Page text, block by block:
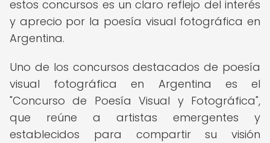
estos concursos es un claro reflejo del interés
y aprecio por la poesía visual fotográfica en
Argentina.
Uno de los concursos destacados de poesía
visual fotográfica en Argentina es el
"Concurso de Poesía Visual y Fotográfica",
que reúne a artistas emergentes y
establecidos para compartir su visión